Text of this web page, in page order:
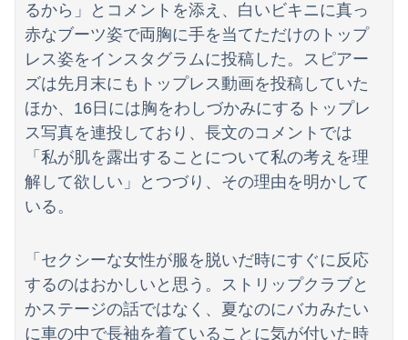
ハズレのフードコートに必ずある店ｗｗｗｗｗｗｗｗｗｗｗｗ
るから」とコメントを添え、白いビキニに真っ
赤なブーツ姿で両胸に手を当てただけのトップ
レス姿をインスタグラムに投稿した。スピアー
ズは先月末にもトップレス動画を投稿していた
ほか、16日には胸をわしづかみにするトップレ
ス写真を連投しており、長文のコメントでは
「私が肌を露出することについて私の考えを理
解して欲しい」とつづり、その理由を明かして
いる。
「セクシーな女性が服を脱いだ時にすぐに反応
するのはおかしいと思う。ストリップクラブと
かステージの話ではなく、夏なのにバカみたい
に車の中で長袖を着ていることに気が付いた時